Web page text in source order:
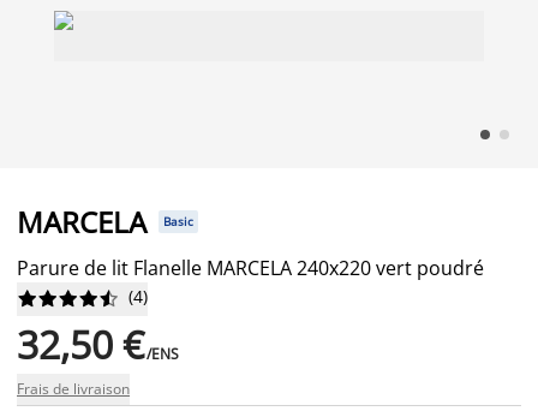
MARCELA Basic
Parure de lit Flanelle MARCELA 240x220 vert poudré





 (4)
32,50 €/ENS
Frais de livraison